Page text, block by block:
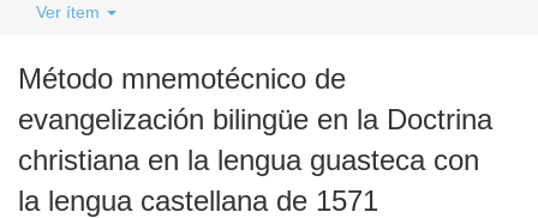
Ver ítem
Método mnemotécnico de
evangelización bilingüe en la Doctrina
christiana en la lengua guasteca con
la lengua castellana de 1571